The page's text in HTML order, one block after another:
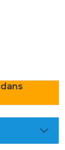
dans